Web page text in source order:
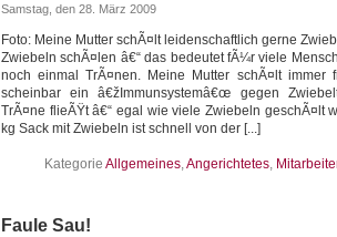
Samstag, den 28. März 2009
Foto: Meine Mutter schÃ¤lt leidenschaftlich gerne
Zwiebeln schÃ¤len â€“ das bedeutet fÃ¼r viele
noch einmal TrÃ¤nen. Meine Mutter schÃ¤lt immer
scheinbar ein â€žImmunsystemâ€œ gegen
TrÃ¤ne flieÃŸt â€“ egal wie viele Zwiebeln geschÃ¤lt
kg Sack mit Zwiebeln ist schnell von der [...]
Kategorie Allgemeines,Angerichtetes,
Faule Sau!